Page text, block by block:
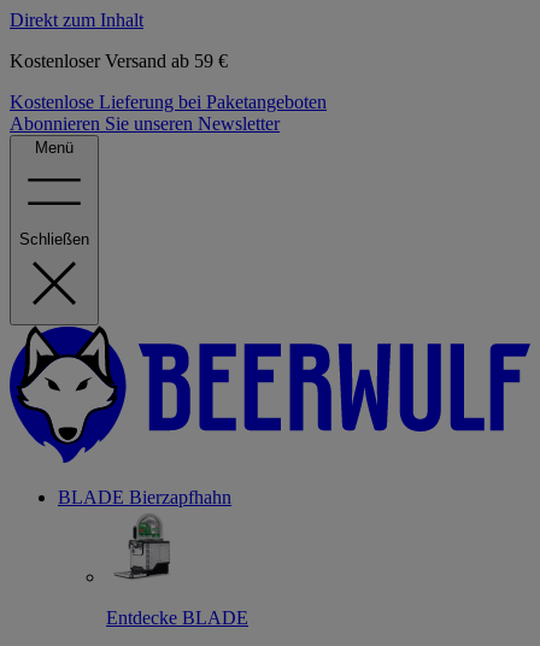
Direkt zum Inhalt
Kostenloser Versand ab 59 €
Kostenlose Lieferung bei Paketangeboten
Abonnieren Sie unseren Newsletter
Menü
Schließen
BLADE Bierzapfhahn
Entdecke BLADE